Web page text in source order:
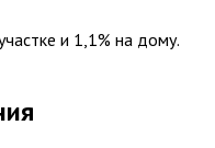
и 1,1% на дому.